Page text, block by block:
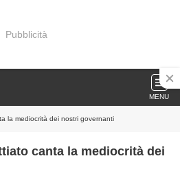
Pubblicità
MENU
la mediocrità dei nostri governanti
canta la mediocrità dei